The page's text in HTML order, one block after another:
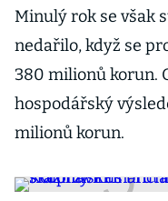
Minulý rok se však
nedařilo, když se
380 milionů korun.
hospodářský
milionů korun.